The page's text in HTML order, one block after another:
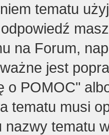
tematu
na Forum,
jest
o POMOC"
tematu musi
tematu